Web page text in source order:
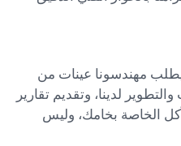
مهندسونا عينات من
لدينا، وتقديم تقارير
الخاصة بخامك، وليس